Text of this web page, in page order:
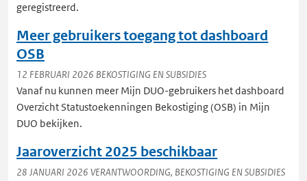
geregistreerd.
Meer gebruikers toegang tot dashboard
OSB
12 FEBRUARI 2026 BEKOSTIGING EN SUBSIDIES
Vanaf nu kunnen meer Mijn DUO-gebruikers het dashboard
Overzicht Statustoekenningen Bekostiging (OSB) in Mijn
DUO bekijken.
Jaaroverzicht 2025 beschikbaar
28 JANUARI 2026 VERANTWOORDING, BEKOSTIGING EN SUBSIDIES